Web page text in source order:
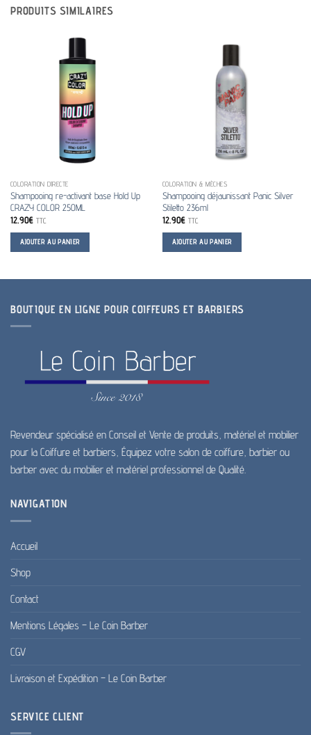
PRODUITS SIMILAIRES
COLORATION DIRECTE
Shampooing re-activant base Hold Up
CRAZY COLOR 250ML
12.90€ TTC
AJOUTER AU PANIER
COLORATION & MÈCHES
Shampooing déjaunissant Panic Silver
Stiletto 236ml
12.90€ TTC
AJOUTER AU PANIER
BOUTIQUE EN LIGNE POUR COIFFEURS ET BARBIERS
Revendeur spécialisé en Conseil et Vente de produits, matériel et mobilier
pour la Coiffure et barbiers, Équipez votre salon de coiffure, barbier ou
barber avec du mobilier et matériel professionnel de Qualité.
NAVIGATION
Accueil
Shop
Contact
Mentions Légales – Le Coin Barber
CGV
Livraison et Expédition – Le Coin Barber
SERVICE CLIENT